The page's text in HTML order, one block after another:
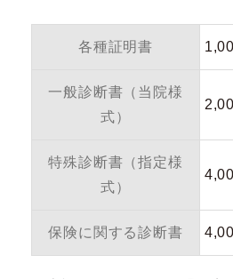
各種証明書
一般診断書（当院様
式）
特殊診断書（指定様
式）
保険に関する診断書